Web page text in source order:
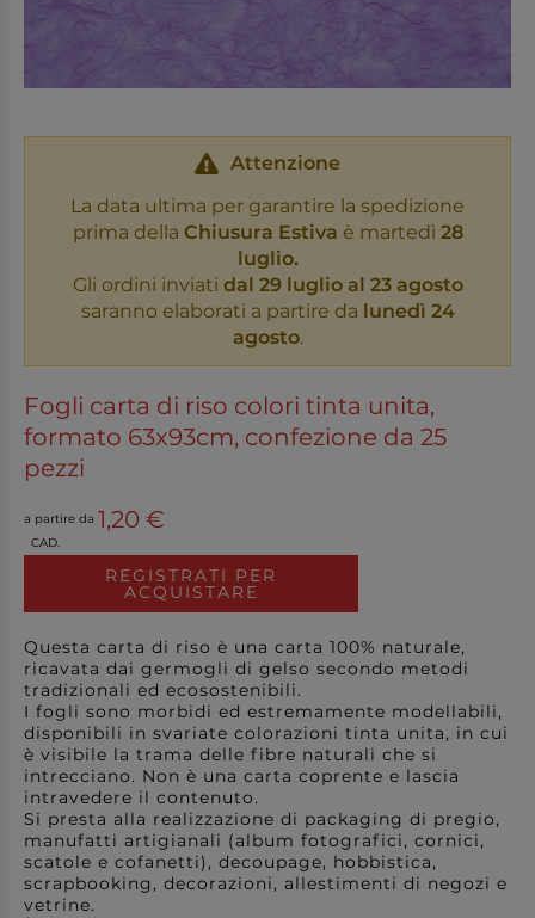
Attenzione
La data ultima per garantire la spedizione
prima della Chiusura Estiva è martedì 28
luglio.
Gli ordini inviati dal 29 luglio al 23 agosto
saranno elaborati a partire da lunedì 24
agosto.
Fogli carta di riso colori tinta unita,
formato 63x93cm, confezione da 25
pezzi
a partire da 1,20 €
CAD.
REGISTRATI PER
ACQUISTARE
Questa carta di riso è una carta 100% naturale,
ricavata dai germogli di gelso secondo metodi
tradizionali ed ecosostenibili.
I fogli sono morbidi ed estremamente modellabili,
disponibili in svariate colorazioni tinta unita, in cui
è visibile la trama delle fibre naturali che si
intrecciano. Non è una carta coprente e lascia
intravedere il contenuto.
Si presta alla realizzazione di packaging di pregio,
manufatti artigianali (album fotografici, cornici,
scatole e cofanetti), decoupage, hobbistica,
scrapbooking, decorazioni, allestimenti di negozi e
vetrine.